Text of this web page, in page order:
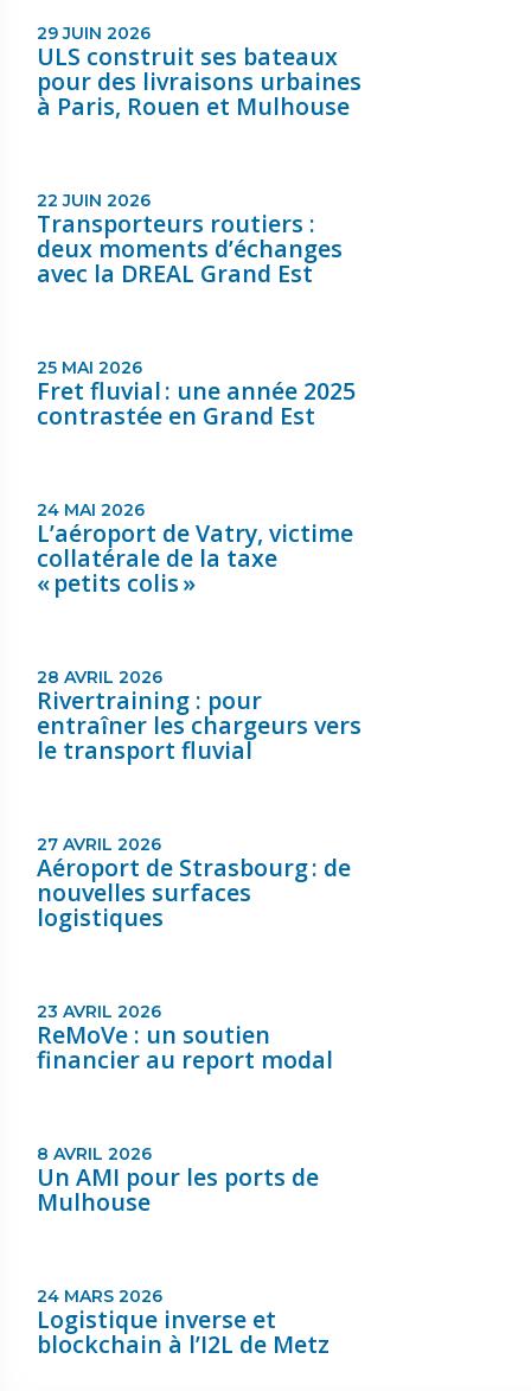
29 JUIN 2026
ULS construit ses bateaux
pour des livraisons urbaines
à Paris, Rouen et Mulhouse
22 JUIN 2026
Transporteurs routiers :
deux moments d’échanges
avec la DREAL Grand Est
25 MAI 2026
Fret fluvial : une année 2025
contrastée en Grand Est
24 MAI 2026
L’aéroport de Vatry, victime
collatérale de la taxe
« petits colis »
28 AVRIL 2026
Rivertraining : pour
entraîner les chargeurs vers
le transport fluvial
27 AVRIL 2026
Aéroport de Strasbourg : de
nouvelles surfaces
logistiques
23 AVRIL 2026
ReMoVe : un soutien
financier au report modal
8 AVRIL 2026
Un AMI pour les ports de
Mulhouse
24 MARS 2026
Logistique inverse et
blockchain à l’I2L de Metz